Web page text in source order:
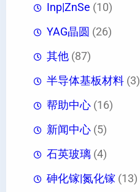
Inp|ZnSe (10)
YAG晶圆 (26)
其他 (87)
半导体基板材料 (3)
帮助中心 (16)
新闻中心 (5)
石英玻璃 (4)
砷化镓|氮化镓 (13)